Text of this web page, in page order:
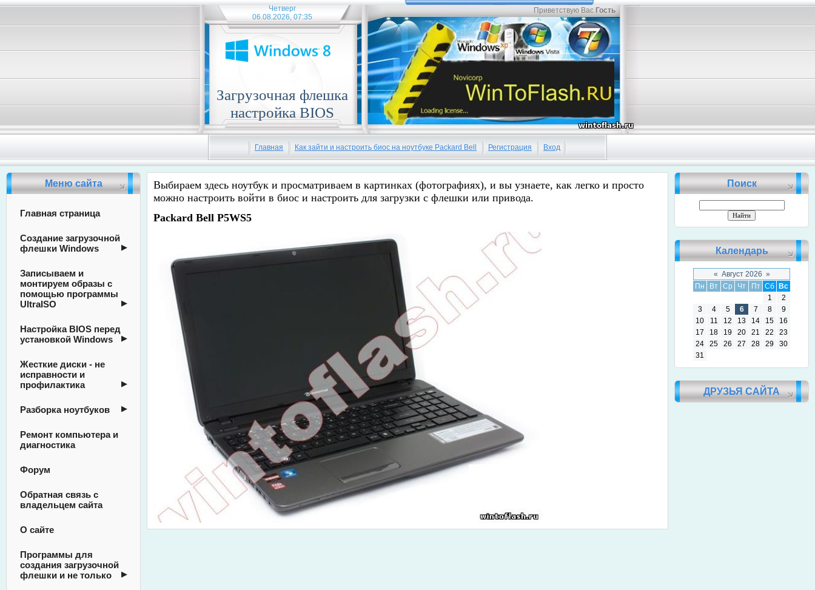
Четверг
06.08.2026, 07:35
Загрузочная флешка
настройка BIOS
Приветствую Вас Гость
Главная Как зайти и настроить биос на ноутбуке Packard Bell Регистрация Вход
Меню сайта
Главная страница
Создание загрузочной
флешки Windows
Записываем и
монтируем образы с
помощью программы
UltraISO
Настройка BIOS перед
установкой Windows
Жесткие диски - не
исправности и
профилактика
Разборка ноутбуков
Ремонт компьютера и
диагностика
Форум
Обратная связь с
владельцем сайта
О сайте
Программы для
создания загрузочной
флешки и не только
Выбираем здесь ноутбук и просматриваем в картинках (фотографиях), и вы узнаете, как легко и просто
можно настроить войти в биос и настроить для загрузки с флешки или привода.
Packard Bell P5WS5
Поиск
Календарь
« Август 2026 »
Пн
Вт Ср Чт Пт Сб
Вс
1
2
3
4 5 6 7 8
9
10
11 12 13 14 15
16
17
18 19 20 21 22
23
24
25 26 27 28 29
30
31
ДРУЗЬЯ САЙТА